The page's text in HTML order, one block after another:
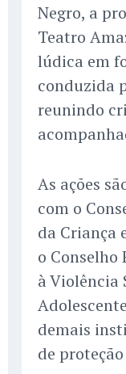
Negro, a
Teatro
lúdica em
conduzida
reunindo
As ações
com o
da Criança
o
à Violência
demais
de